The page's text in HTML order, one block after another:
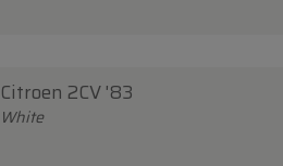
Citroen 2CV '83
White